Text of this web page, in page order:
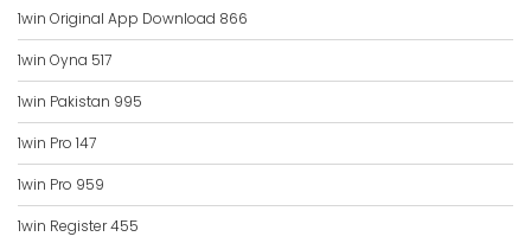
1win Original App Download 866
1win Oyna 517
1win Pakistan 995
1win Pro 147
1win Pro 959
1win Register 455